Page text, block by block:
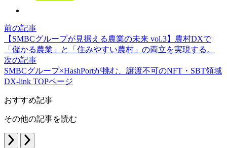
前の記事
【SMBCグループが見据える農業の未来 vol.3】農村DXで
「儲かる農業」と「住みやすい農村」の両立を実現する。
次の記事
SMBCグループ×HashPortが挑む、譲渡不可のNFT・SBT領域
DX-link TOPページ
おすすめ記事
その他の記事を読む